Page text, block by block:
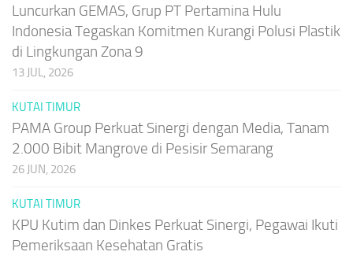
Luncurkan GEMAS, Grup PT Pertamina Hulu
Indonesia Tegaskan Komitmen Kurangi Polusi Plastik
di Lingkungan Zona 9
13 JUL, 2026
KUTAI TIMUR
PAMA Group Perkuat Sinergi dengan Media, Tanam
2.000 Bibit Mangrove di Pesisir Semarang
26 JUN, 2026
KUTAI TIMUR
KPU Kutim dan Dinkes Perkuat Sinergi, Pegawai Ikuti
Pemeriksaan Kesehatan Gratis